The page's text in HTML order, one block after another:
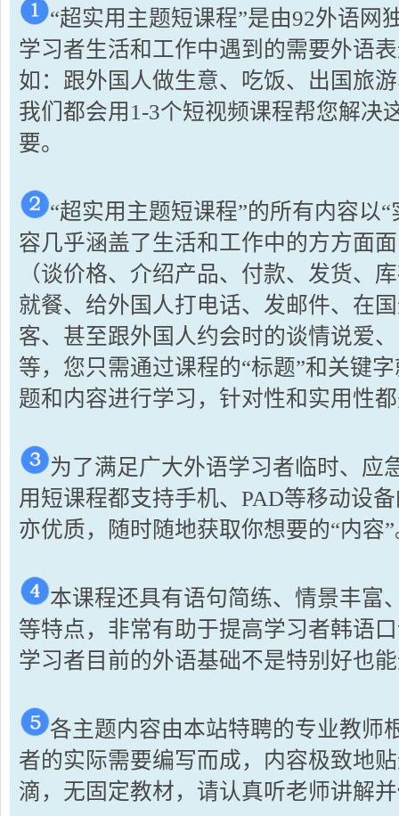
“超实用主题短课程”是由92外语网
学习者生活和工作中遇到的需要外语
如：跟外国人做生意、吃饭、出国旅
我们都会用1-3个短视频课程帮您解决
要。
“超实用主题短课程”的所有内容以
容几乎涵盖了生活和工作中的方方面
（谈价格、介绍产品、付款、发货、
就餐、给外国人打电话、发邮件、在
客、甚至跟外国人约会时的谈情说爱
等，您只需通过课程的“标题”和关键
题和内容进行学习，针对性和实用性
为了满足广大外语学习者临时、应
用短课程都支持手机、PAD等移动设
亦优质，随时随地获取你想要的“内容
本课程还具有语句简练、情景丰富
等特点，非常有助于提高学习者韩语
学习者目前的外语基础不是特别好也
各主题内容由本站特聘的专业教师
者的实际需要编写而成，内容极致地
滴，无固定教材，请认真听老师讲解